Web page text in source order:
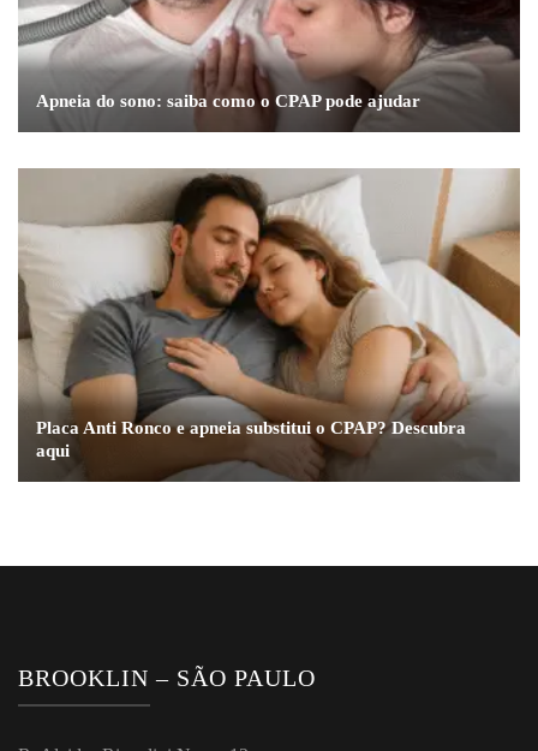
Apneia do sono: saiba como o CPAP pode ajudar
Placa Anti Ronco e apneia substitui o CPAP? Descubra
aqui
BROOKLIN – SÃO PAULO